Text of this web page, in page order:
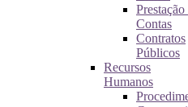
Prestação
Contas
Contratos
Públicos
Recursos
Humanos